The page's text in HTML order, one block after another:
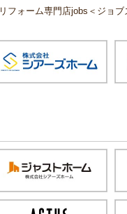
フォーム専門店jobs＜ジョブ